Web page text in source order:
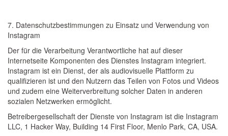
7. Datenschutzbestimmungen zu Einsatz und Verwendung von
Instagram
Der für die Verarbeitung Verantwortliche hat auf dieser
Internetseite Komponenten des Dienstes Instagram integriert.
Instagram ist ein Dienst, der als audiovisuelle Plattform zu
qualifizieren ist und den Nutzern das Teilen von Fotos und Videos
und zudem eine Weiterverbreitung solcher Daten in anderen
sozialen Netzwerken ermöglicht.
Betreibergesellschaft der Dienste von Instagram ist die Instagram
LLC, 1 Hacker Way, Building 14 First Floor, Menlo Park, CA, USA.